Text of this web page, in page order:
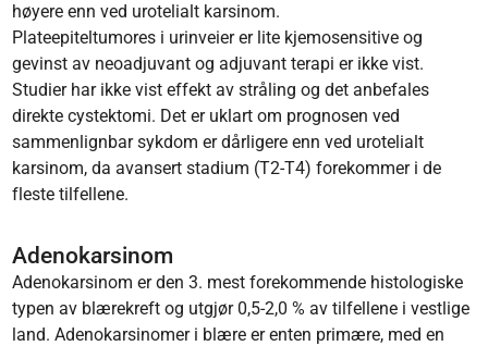
høyere enn ved urotelialt karsinom.
Plateepiteltumores i urinveier er lite kjemosensitive og
gevinst av neoadjuvant og adjuvant terapi er ikke vist.
Studier har ikke vist effekt av stråling og det anbefales
direkte cystektomi. Det er uklart om prognosen ved
sammenlignbar sykdom er dårligere enn ved urotelialt
karsinom, da avansert stadium (T2-T4) forekommer i de
fleste tilfellene.
Adenokarsinom
Adenokarsinom er den 3. mest forekommende histologiske
typen av blærekreft og utgjør 0,5-2,0 % av tilfellene i vestlige
land. Adenokarsinomer i blære er enten primære, med en